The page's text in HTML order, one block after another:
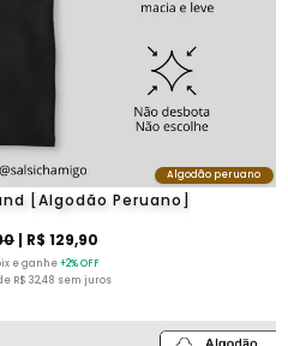
Algodão peruano
[Algodão Peruano]
| R$ 129,90
e ganhe+2% OFF
R$ 32,48 sem juros